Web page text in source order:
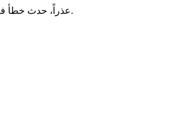
عذراً، حدث خطأ فني. يرجى المحاولة لاحقاً.